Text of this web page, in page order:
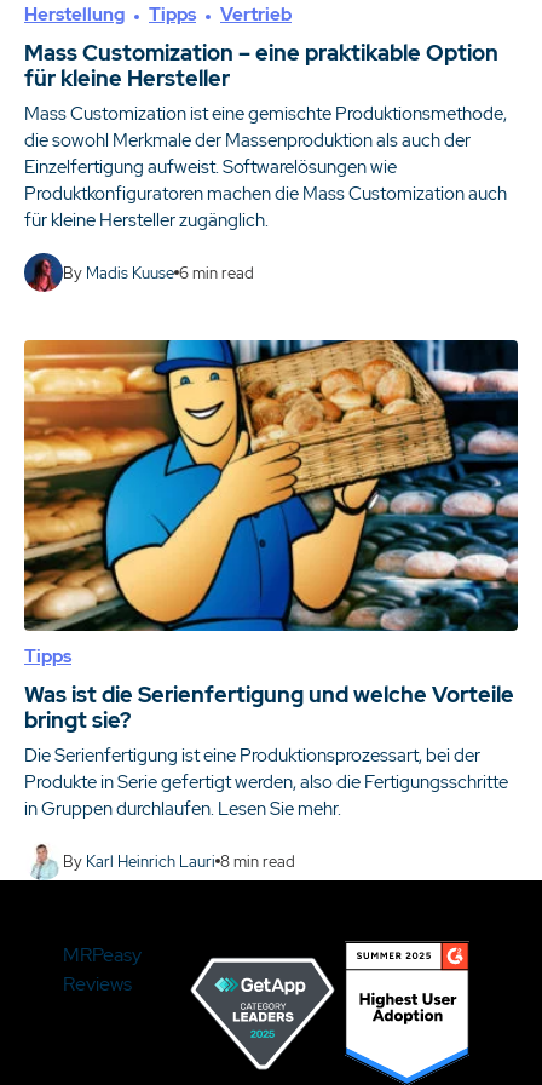
Herstellung Tipps Vertrieb
Mass Customization – eine praktikable Option
für kleine Hersteller
Mass Customization ist eine gemischte Produktionsmethode,
die sowohl Merkmale der Massenproduktion als auch der
Einzelfertigung aufweist. Softwarelösungen wie
Produktkonfiguratoren machen die Mass Customization auch
für kleine Hersteller zugänglich.
By Madis Kuuse 6min read
Tipps
Was ist die Serienfertigung und welche Vorteile
bringt sie?
Die Serienfertigung ist eine Produktionsprozessart, bei der
Produkte in Serie gefertigt werden, also die Fertigungsschritte
in Gruppen durchlaufen. Lesen Sie mehr.
By Karl Heinrich Lauri 8min read
MRPeasy
Reviews